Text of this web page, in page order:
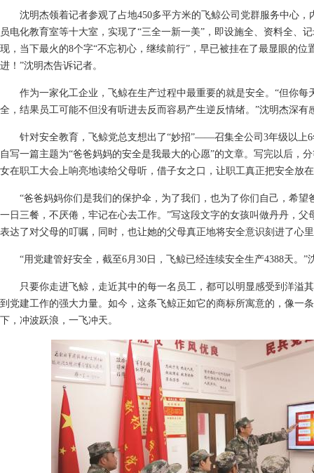
沈明杰领着记者参观了占地450多平方米的飞鲸公司党群服务中心，
员电化教育室等十大室，实现了“三全一新一美”，即设施全、资料全、
现，当下最火的8个字“不忘初心，继续前行”，早已被挂在了最显眼的位
进！”沈明杰告诉记者。
作为一家化工企业，飞鲸在生产过程中最重要的就是安全。“但你每
全，结果员工可能不但没有听进去反而容易产生逆反情绪。”沈明杰深有
针对安全教育，飞鲸党总支想出了“妙招”——召集全公司3年级以上6
自写一篇主题为“爸爸妈妈的安全是我最大的心愿”的文章。写完以后，
女在职工大会上响亮地读给父母听，借子女之口，让职工真正把安全放
“爸爸妈妈你们是我们的保护伞，为了我们，也为了你们自己，希望
一日三餐，不厌倦，牢记在心去工作。”写这段文字的女孩叫做丹丹，父
表达了对父母的叮嘱，同时，也让她的父母真正地将安全意识刻进了心
“用党建管好安全，截至6月30日，飞鲸已经连续安全生产4388天。”
只要你走进飞鲸，走近其中的每一名员工，都可以明显感受到洋溢
到党建工作的强大力量。如今，这条飞鲸正如它的商标所寓意的，像一
下，冲波跃浪，一飞冲天。